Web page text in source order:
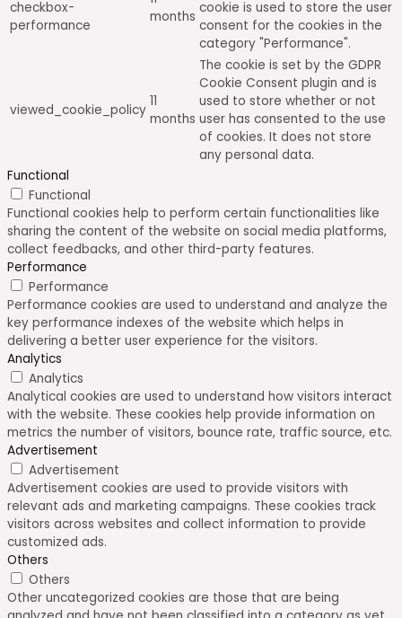
checkbox-
performance
months
cookie is used to store the user
consent for the cookies in the
category "Performance".
viewed_cookie_policy
11
months
The cookie is set by the GDPR
Cookie Consent plugin and is
used to store whether or not
user has consented to the use
of cookies. It does not store
any personal data.
Functional
Functional
Functional cookies help to perform certain functionalities like
sharing the content of the website on social media platforms,
collect feedbacks, and other third-party features.
Performance
Performance
Performance cookies are used to understand and analyze the
key performance indexes of the website which helps in
delivering a better user experience for the visitors.
Analytics
Analytics
Analytical cookies are used to understand how visitors interact
with the website. These cookies help provide information on
metrics the number of visitors, bounce rate, traffic source, etc.
Advertisement
Advertisement
Advertisement cookies are used to provide visitors with
relevant ads and marketing campaigns. These cookies track
visitors across websites and collect information to provide
customized ads.
Others
Others
Other uncategorized cookies are those that are being